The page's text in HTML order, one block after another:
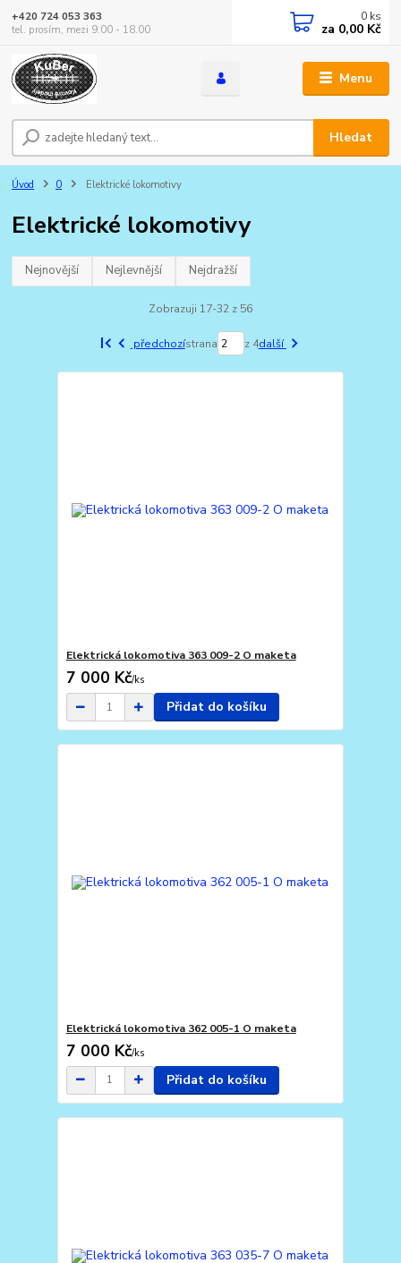
Menu
Hledat
+420 724 053 363
tel. prosím, mezi 9.00 - 18.00
0 ks
za 0,00 Kč
Úvod 0 Elektrické lokomotivy
Elektrické lokomotivy
Nejnovější Nejlevnější Nejdražší
Zobrazuji 17-32 z 56
předchozístrana z 4další
Elektrická lokomotiva 363 009-2 O maketa
7 000 Kč/ks
Přidat do košíku
Elektrická lokomotiva 362 005-1 O maketa
7 000 Kč/ks
Přidat do košíku